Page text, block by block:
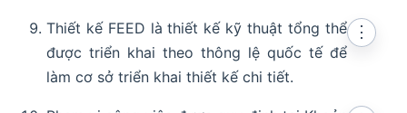
Thiết kế FEED là thiết kế kỹ thuật tổng thể
được triển khai theo thông lệ quốc tế để
làm cơ sở triển khai thiết kế chi tiết.
⋮